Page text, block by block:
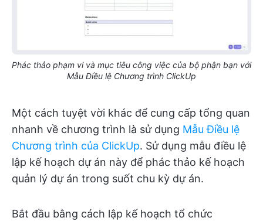
Phác thảo phạm vi và mục tiêu công việc của bộ phận bạn với
Mẫu Điều lệ Chương trình ClickUp
Một cách tuyệt vời khác để cung cấp tổng quan
nhanh về chương trình là sử dụng Mẫu Điều lệ
Chương trình của ClickUp. Sử dụng mẫu điều lệ
lập kế hoạch dự án này để phác thảo kế hoạch
quản lý dự án trong suốt chu kỳ dự án.
Bắt đầu bằng cách lập kế hoạch tổ chức